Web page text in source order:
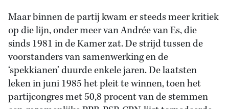
Maar binnen de partij kwam er steeds meer kritiek
op die lijn, onder meer van Andrée van Es, die
sinds 1981 in de Kamer zat. De strijd tussen de
voorstanders van samenwerking en de
‘spekkianen’ duurde enkele jaren. De laatsten
leken in juni 1985 het pleit te winnen, toen het
partijcongres met 50,8 procent van de stemmen